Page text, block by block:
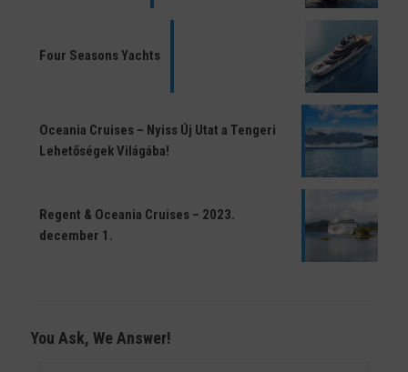
Four Seasons Yachts
Oceania Cruises – Nyiss Új Utat a Tengeri
Lehetőségek Világába!
Regent & Oceania Cruises – 2023.
december 1.
You Ask, We Answer!